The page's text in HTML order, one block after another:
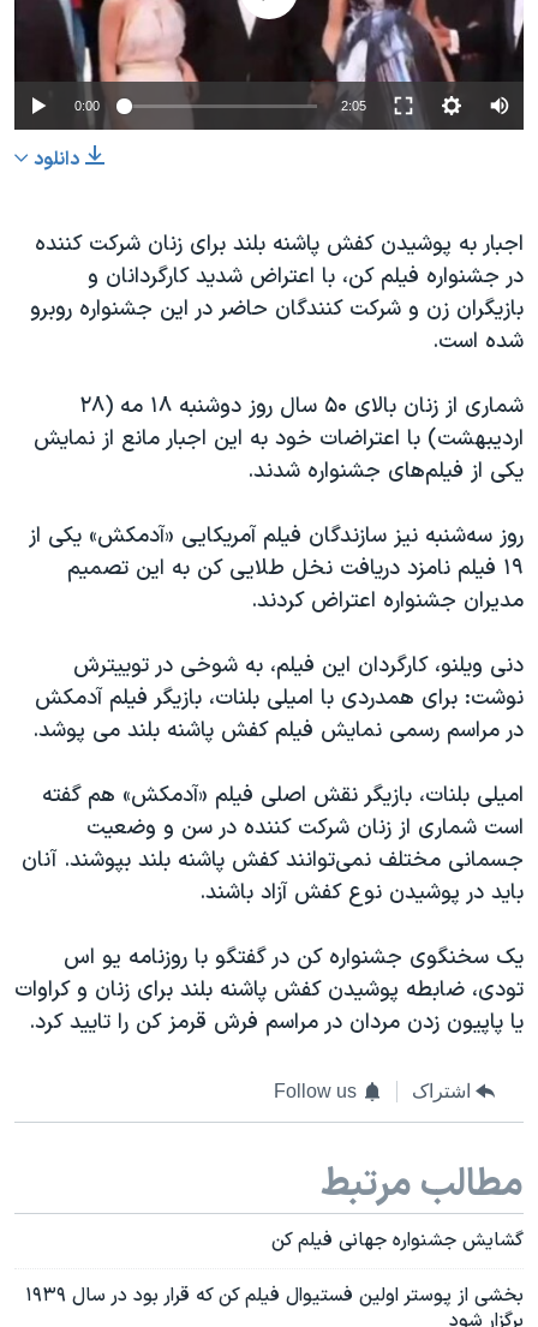
فرهنگ و زندگی
حقوق شهروندی
اقتصادی
گالری عکس
آرشیو پخش زنده
مستندها
انتخابات ریاست جمهوری آمریکا ۲۰۲۴
حمله جمهوری اسلامی به اسرائیل
اعتراضات زن، زندگی، آزادی
مجموعه مستندهای دادخواهی
تریبونال مردمی آبان ۹۸
چهل سال گروگان‌گیری
قانون شفافیت دارائی کادر رهبری ایران
اسرائیل در جنگ
نرگس محمدی برنده جایزه نوبل صلح
صفحه‌های ویژه
سفر پرزیدنت ترامپ به چین
دنبال کنید
0:00 2:05
دانلود
اجبار به پوشیدن کفش پاشنه بلند برای زنان شرکت کننده
در جشنواره فیلم کن، با اعتراض شدید کارگردانان و
بازیگران زن و شرکت کنندگان حاضر در این جشنواره روبرو
شده است.
شماری از زنان بالای ۵۰ سال روز دوشنبه ۱۸ مه (۲۸
اردیبهشت) با اعتراضات خود به این اجبار مانع از نمایش
یکی از فیلم‌های جشنواره شدند.
روز سه‌شنبه نیز سازندگان فیلم آمریکایی «آدمکش» یکی از
۱۹ فیلم نامزد دریافت نخل طلایی کن به این تصمیم
مدیران جشنواره اعتراض کردند.
دنی ویلنو، کارگردان این فیلم، به شوخی در توییترش
نوشت: برای همدردی با امیلی بلنات، بازیگر فیلم آدمکش
در مراسم رسمی نمایش فیلم کفش پاشنه بلند می پوشد.
امیلی بلنات، بازیگر نقش اصلی فیلم «آدمکش» هم گفته
است شماری از زنان شرکت کننده در سن و وضعیت
جسمانی مختلف نمی‌توانند کفش پاشنه بلند بپوشند. آنان
باید در پوشیدن نوع کفش آزاد باشند.
یک سخنگوی جشنواره کن در گفتگو با روزنامه یو اس
تودی، ضابطه پوشیدن کفش پاشنه بلند برای زنان و کراوات
یا پاپیون زدن مردان در مراسم فرش قرمز کن را تایید کرد.
اشتراک Follow us
مطالب مرتبط
گشایش جشنواره جهانی فیلم کن
بخشی از پوستر اولین فستیوال فیلم کن که قرار بود در سال ۱۹۳۹